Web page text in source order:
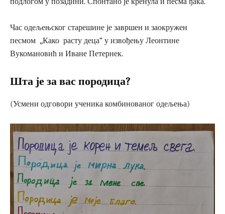
Час одељењског старешине је завршен и заокружен
песмом ,,Како расту деца“ у извођењу Леонтине
Вукомановић и Иване Петернек.
Шта је за вас породица?
(Усмени одговори ученика комбинованог одељења)